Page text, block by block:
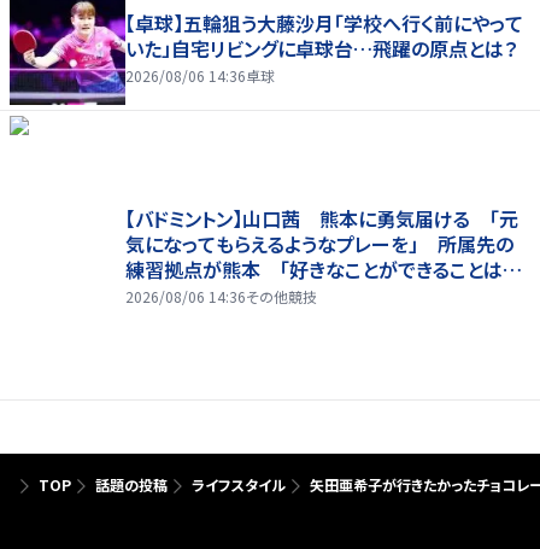
【卓球】五輪狙う大藤沙月「学校へ行く前にやって
いた」自宅リビングに卓球台…飛躍の原点とは？
2026/08/06 14:36卓球
【バドミントン】山口茜 熊本に勇気届ける 「元
気になってもらえるようなプレーを」 所属先の
練習拠点が熊本 「好きなことができることは当
たり前じゃない」
2026/08/06 14:36その他競技
TOP 話題の投稿 ライフスタイル 矢田亜希子が行きたかったチョコレ